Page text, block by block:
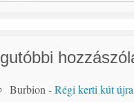
Burbion-Régi kerti kút